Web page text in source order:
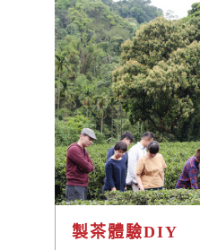
製茶體驗DIY